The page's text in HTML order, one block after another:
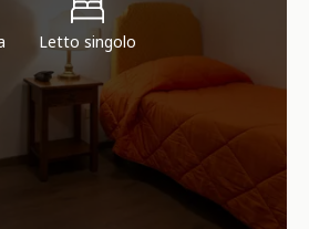
Letto singolo